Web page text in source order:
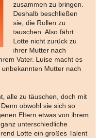
zusammen zu bringen.
Deshalb beschließen
sie, die Rollen zu
tauschen. Also fährt
Lotte nicht zurück zu
ihrer Mutter nach
Vater. Luise macht es
Mutter nach
alle zu täuschen, doch mit
obwohl sie sich so
Eltern etwas von ihrem
unterschiedliche
Lotte ein großes Talent